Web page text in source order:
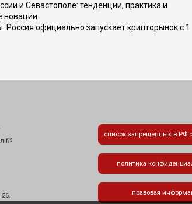
и Севастополе: тенденции, практика и
новации
Россия официально запускает крипторынок с 1
№
список запрещенных в РФ
политика
правовая